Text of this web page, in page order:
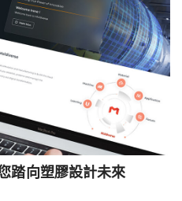
踏向塑膠設計未來